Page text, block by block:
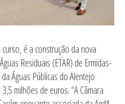
é a construção da nova
Residuais (ETAR) de Ermidas-
Águas Públicas do Alentejo
milhões de euros. “A Câmara